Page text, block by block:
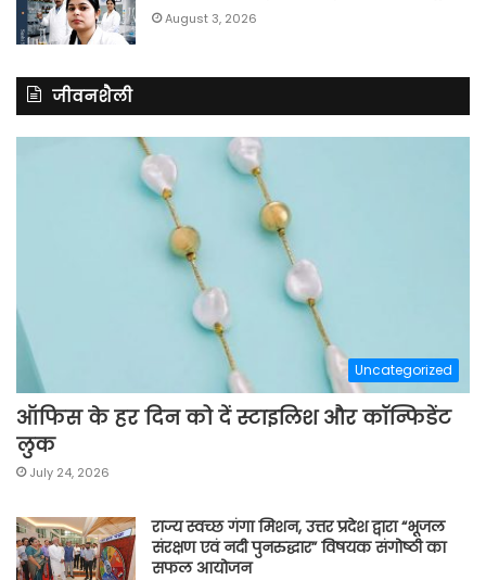
August 3, 2026
जीवनशैली
Uncategorized
ऑफिस के हर दिन को दें स्टाइलिश और कॉन्फिडेंट
लुक
July 24, 2026
राज्य स्वच्छ गंगा मिशन, उत्तर प्रदेश द्वारा “भूजल
संरक्षण एवं नदी पुनरुद्धार” विषयक संगोष्ठी का
सफल आयोजन